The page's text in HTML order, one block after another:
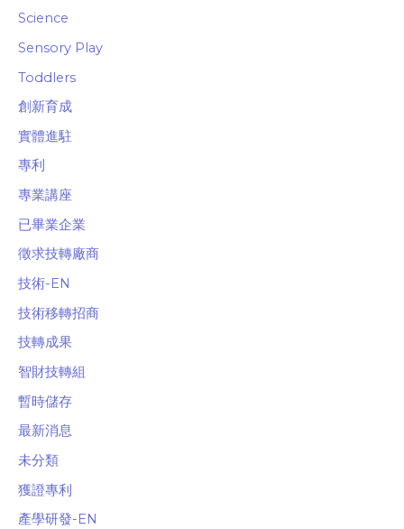
Science
Sensory Play
Toddlers
創新育成
實體進駐
專利
專業講座
已畢業企業
徵求技轉廠商
技術-EN
技術移轉招商
技轉成果
智財技轉組
暫時儲存
最新消息
未分類
獲證專利
產學研發-EN